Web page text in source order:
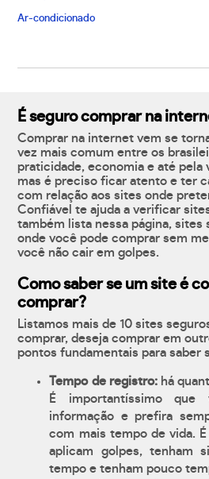
Ar-condicionado
É seguro comprar na
Comprar na internet vem se
vez mais comum entre os
praticidade, economia e até pela
mas é preciso ficar atento e ter
com relação aos sites onde
Confiável te ajuda a verificar
também lista nessa página, sites
onde você pode comprar sem
você não cair em golpes.
Como saber se um site é
comprar?
Listamos mais de 10 sites
comprar, deseja comprar em
pontos fundamentais para saber
Tempo de registro:há
É importantíssimo que
informação e prefira
com mais tempo de vida.
aplicam golpes, tenham
tempo e tenham pouco